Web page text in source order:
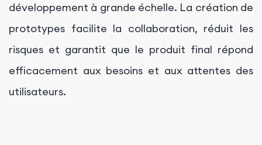
développement à grande échelle. La création de
prototypes facilite la collaboration, réduit les
risques et garantit que le produit final répond
efficacement aux besoins et aux attentes des
utilisateurs.